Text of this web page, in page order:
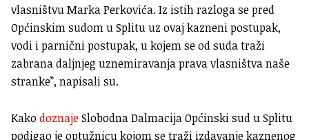
vlasništvu Marka Perkovića. Iz istih razloga se pred
Općinskim sudom u Splitu uz ovaj kazneni postupak,
vodi i parnični postupak, u kojem se od suda traži
zabrana daljnjeg uznemiravanja prava vlasništva naše
stranke”, napisali su.
KakodoznajeSlobodna Dalmacija Općinski sud u Splitu
podigao je optužnicu kojom se traži izdavanje kaznenog